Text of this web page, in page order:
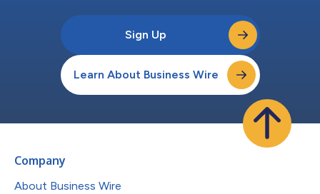
Sign Up
Learn About Business Wire
Company
About Business Wire